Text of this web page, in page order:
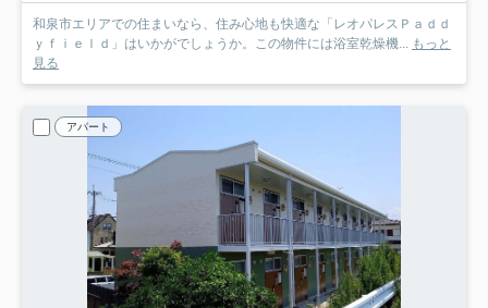
和泉市エリアでの住まいなら、住み心地も快適な「レオパレスＰａｄｄ
ｙｆｉｅｌｄ」はいかがでしょうか。この物件には浴室乾燥機...
もっと
見る
アパート